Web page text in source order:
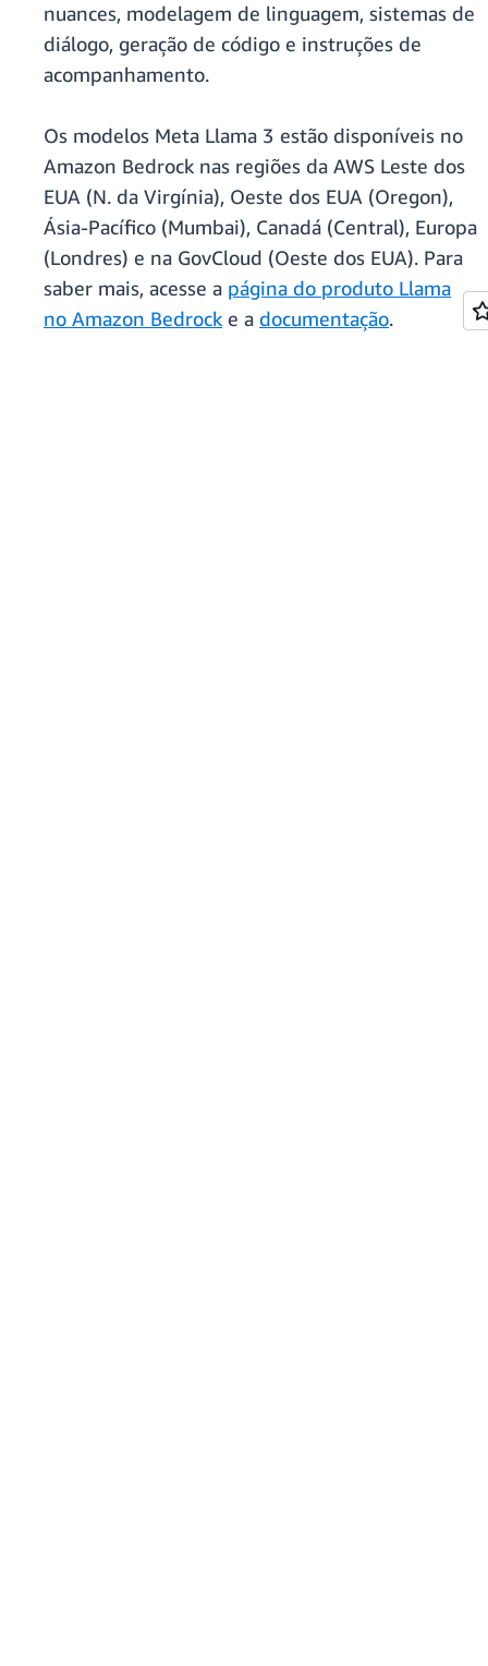
nuances, modelagem de linguagem, sistemas de
diálogo, geração de código e instruções de
acompanhamento.
Os modelos Meta Llama 3 estão disponíveis no
Amazon Bedrock nas regiões da AWS Leste dos
EUA (N. da Virgínia), Oeste dos EUA (Oregon),
Ásia-Pacífico (Mumbai), Canadá (Central), Europa
(Londres) e na GovCloud (Oeste dos EUA). Para
saber mais, acesse a página do produto Llama
no Amazon Bedrock e a documentação.